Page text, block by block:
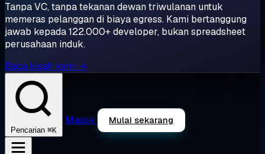
Tanpa VC, tanpa tekanan dewan triwulanan untuk
memeras pelanggan di biaya egress. Kami bertanggung
jawab kepada 122.000+ developer, bukan spreadsheet
perusahaan induk.
Baca kisah kami →
Pencarian ⌘K
Masuk Mulai sekarang